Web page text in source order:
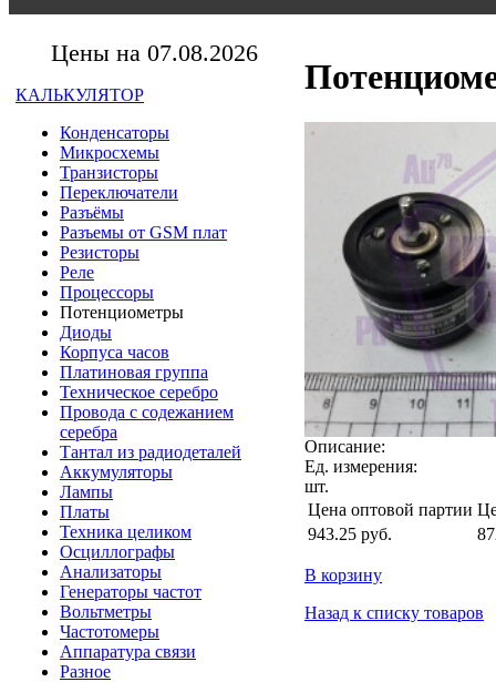
Цены на 07.08.2026
КАЛЬКУЛЯТОР
Конденсаторы
Микросхемы
Транзисторы
Переключатели
Разъёмы
Разъемы от GSM плат
Резисторы
Реле
Процессоры
Потенциометры
Диоды
Корпуса часов
Платиновая группа
Техническое серебро
Провода с содежанием
серебра
Тантал из радиодеталей
Аккумуляторы
Лампы
Платы
Техника целиком
Осциллографы
Анализаторы
Генераторы частот
Вольтметры
Частотомеры
Аппаратура связи
Разное
Описание:
Ед. измерения:
шт.
Цена оптовой партии
943.25 руб.
В корзину
Назад к списку товаров